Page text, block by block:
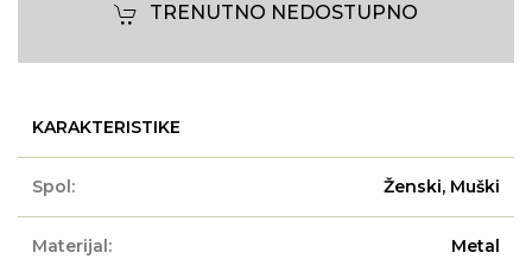
TRENUTNO NEDOSTUPNO
KARAKTERISTIKE
Spol: Ženski, Muški
Materijal: Metal